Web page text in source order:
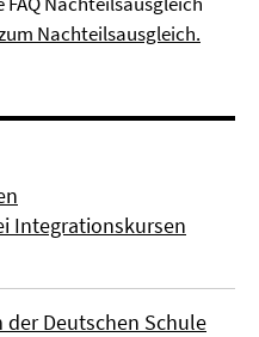
Nachteilsausgleich.
Integrationskursen
Deutschen Schule